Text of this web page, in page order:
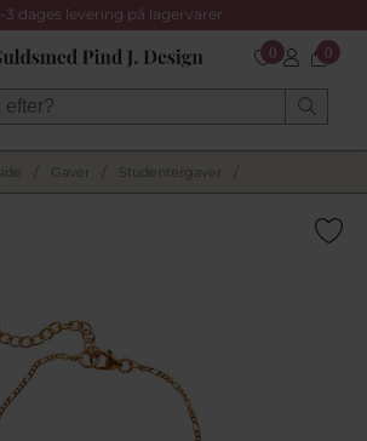
3 dages levering på lagervarer
0 0
Gaver Studentergaver